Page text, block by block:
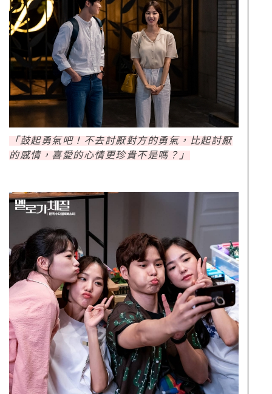
「鼓起勇氣吧！不去討厭對方的勇氣，比起討厭
的感情，喜愛的心情更珍貴不是嗎？」